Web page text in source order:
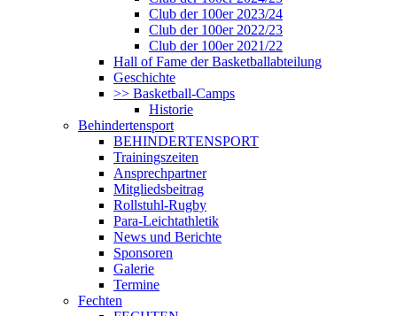
Club der 100er 2023/24
Club der 100er 2022/23
Club der 100er 2021/22
Hall of Fame der Basketballabteilung
Geschichte
>> Basketball-Camps
Historie
Behindertensport
BEHINDERTENSPORT
Trainingszeiten
Ansprechpartner
Mitgliedsbeitrag
Rollstuhl-Rugby
Para-Leichtathletik
News und Berichte
Sponsoren
Galerie
Termine
Fechten